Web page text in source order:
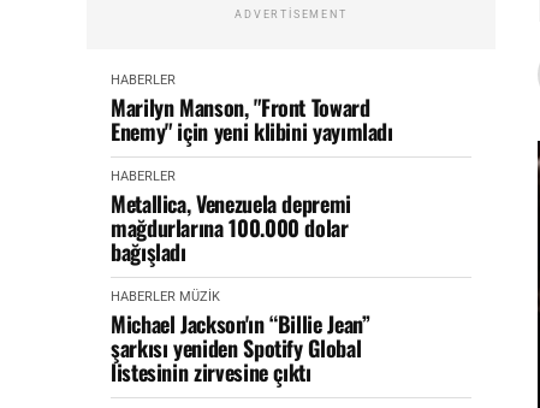
ADVERTISEMENT
HABERLER
Marilyn Manson, "Front Toward
Enemy" için yeni klibini yayımladı
HABERLER
Metallica, Venezuela depremi
mağdurlarına 100.000 dolar
bağışladı
HABERLER MÜZİK
Michael Jackson'ın “Billie Jean”
şarkısı yeniden Spotify Global
listesinin zirvesine çıktı